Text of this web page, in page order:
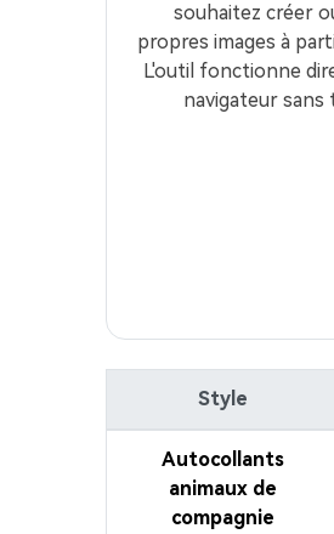
souhaitez créer
propres images à
L'outil fonctionne
navigateur sans
Style
Autocollants
animaux de
compagnie